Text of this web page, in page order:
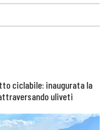
ciclabile: inaugurata la
uliveti